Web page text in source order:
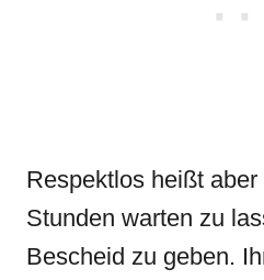
Respektlos heißt aber
Stunden warten zu
Bescheid zu geben.